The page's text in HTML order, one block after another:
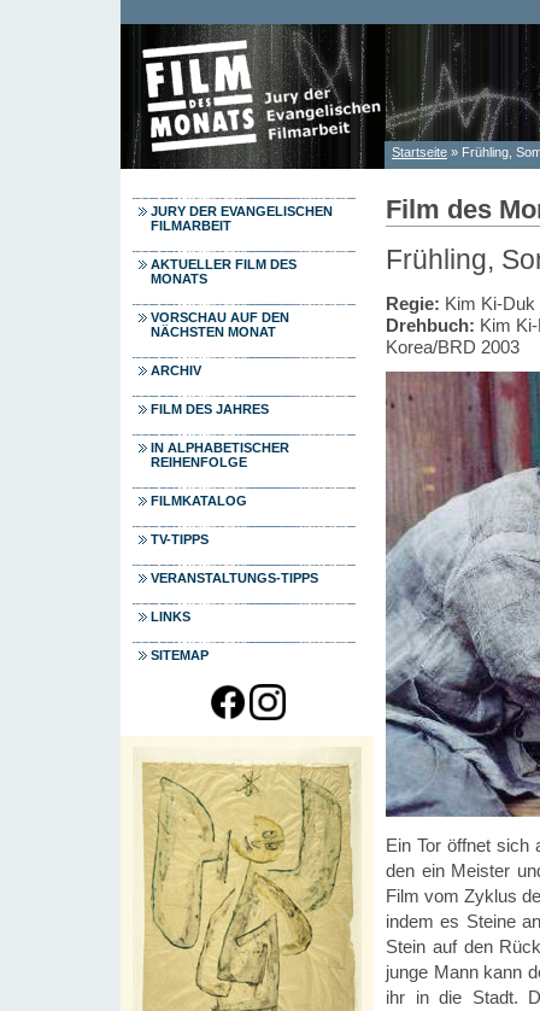
Sie sind hier
Startseite » Frühling,
JURY DER EVANGELISCHEN
FILMARBEIT
AKTUELLER FILM DES
MONATS
VORSCHAU AUF DEN
NÄCHSTEN MONAT
ARCHIV
FILM DES JAHRES
IN ALPHABETISCHER
REIHENFOLGE
FILMKATALOG
TV-TIPPS
VERANSTALTUNGS-TIPPS
LINKS
SITEMAP
Film des
Frühling,
Regie: Kim Ki-Duk
Drehbuch: Kim
Korea/BRD 2003
Ein Tor öffnet sich
den ein Meister
Film vom Zyklus
indem es Steine
Stein auf den
junge Mann kann
ihr in die Stadt.